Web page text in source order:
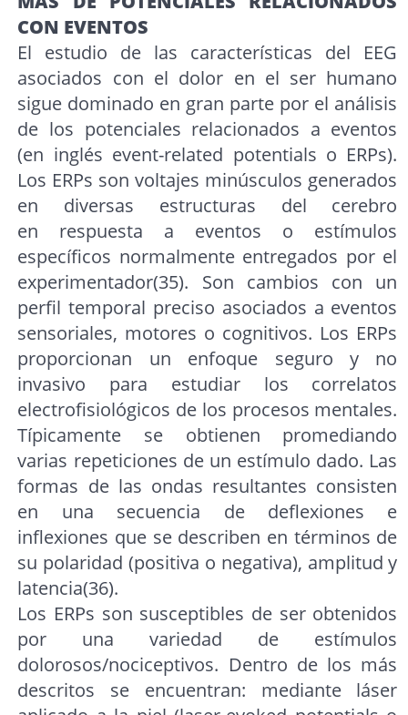
CON EVENTOS
El estudio de las características del EEG
asociados con el dolor en el ser humano
sigue dominado en gran parte por el análisis
de los potenciales relacionados a eventos
(en inglés event-related potentials o ERPs).
Los ERPs son voltajes minúsculos generados
en diversas estructuras del cerebro
en respuesta a eventos o estímulos
específicos normalmente entregados por el
experimentador(35). Son cambios con un
perfil temporal preciso asociados a eventos
sensoriales, motores o cognitivos. Los ERPs
proporcionan un enfoque seguro y no
invasivo para estudiar los correlatos
electrofisiológicos de los procesos mentales.
Típicamente se obtienen promediando
varias repeticiones de un estímulo dado. Las
formas de las ondas resultantes consisten
en una secuencia de deflexiones e
inflexiones que se describen en términos de
su polaridad (positiva o negativa), amplitud y
latencia(36).
Los ERPs son susceptibles de ser obtenidos
por una variedad de estímulos
dolorosos/nociceptivos. Dentro de los más
descritos se encuentran: mediante láser